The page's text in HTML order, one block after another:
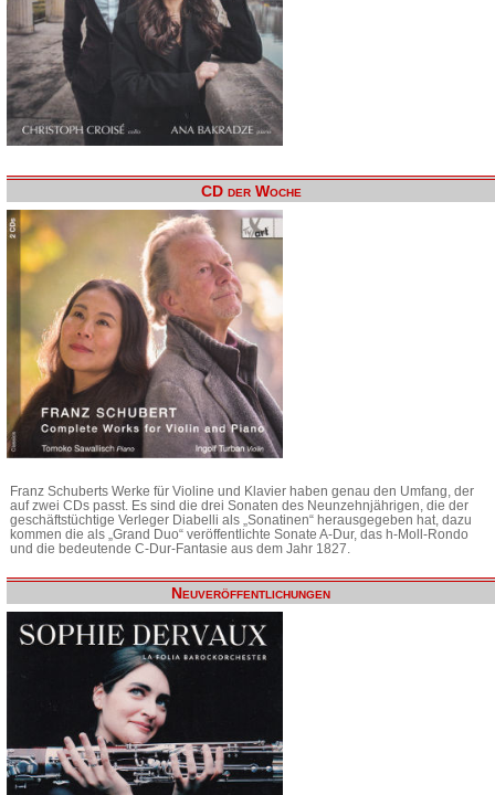
CD der Woche
Franz Schuberts Werke für Violine und Klavier haben genau den Umfang, der
auf zwei CDs passt. Es sind die drei Sonaten des Neunzehnjährigen, die der
geschäftstüchtige Verleger Diabelli als „Sonatinen“ herausgegeben hat, dazu
kommen die als „Grand Duo“ veröffentlichte Sonate A-Dur, das h-Moll-Rondo
und die bedeutende C-Dur-Fantasie aus dem Jahr 1827.
Neuveröffentlichungen